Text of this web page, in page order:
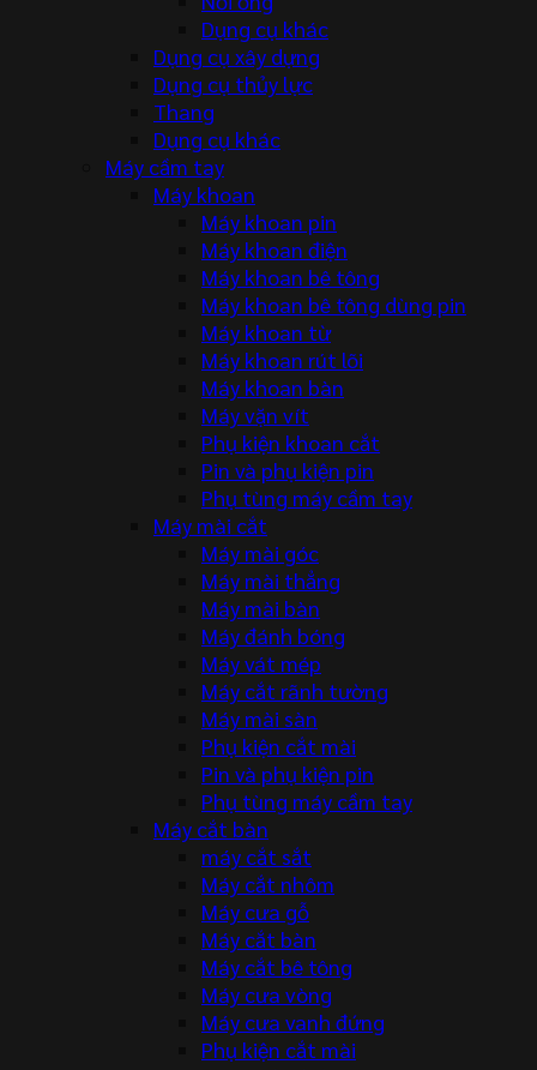
Dụng cụ khác
Dụng cụ xây dựng
Dụng cụ thủy lực
Thang
Dụng cụ khác
Máy cầm tay
Máy khoan
Máy khoan pin
Máy khoan điện
Máy khoan bê tông
Máy khoan bê tông dùng pin
Máy khoan từ
Máy khoan rút lõi
Máy khoan bàn
Máy vặn vít
Phụ kiện khoan cắt
Pin và phụ kiện pin
Phụ tùng máy cầm tay
Máy mài cắt
Máy mài góc
Máy mài thẳng
Máy mài bàn
Máy đánh bóng
Máy vát mép
Máy cắt rãnh tường
Máy mài sàn
Phụ kiện cắt mài
Pin và phụ kiện pin
Phụ tùng máy cầm tay
Máy cắt bàn
máy cắt sắt
Máy cắt nhôm
Máy cưa gỗ
Máy cắt bàn
Máy cắt bê tông
Máy cưa vòng
Máy cưa vanh đứng
Phụ kiện cắt mài